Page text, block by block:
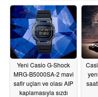
06/10/2026
Yeni Casio G-Shock
MRG-B5000SA-2 mavi
safir uçları ve olası AIP
kaplamasıyla sızdı